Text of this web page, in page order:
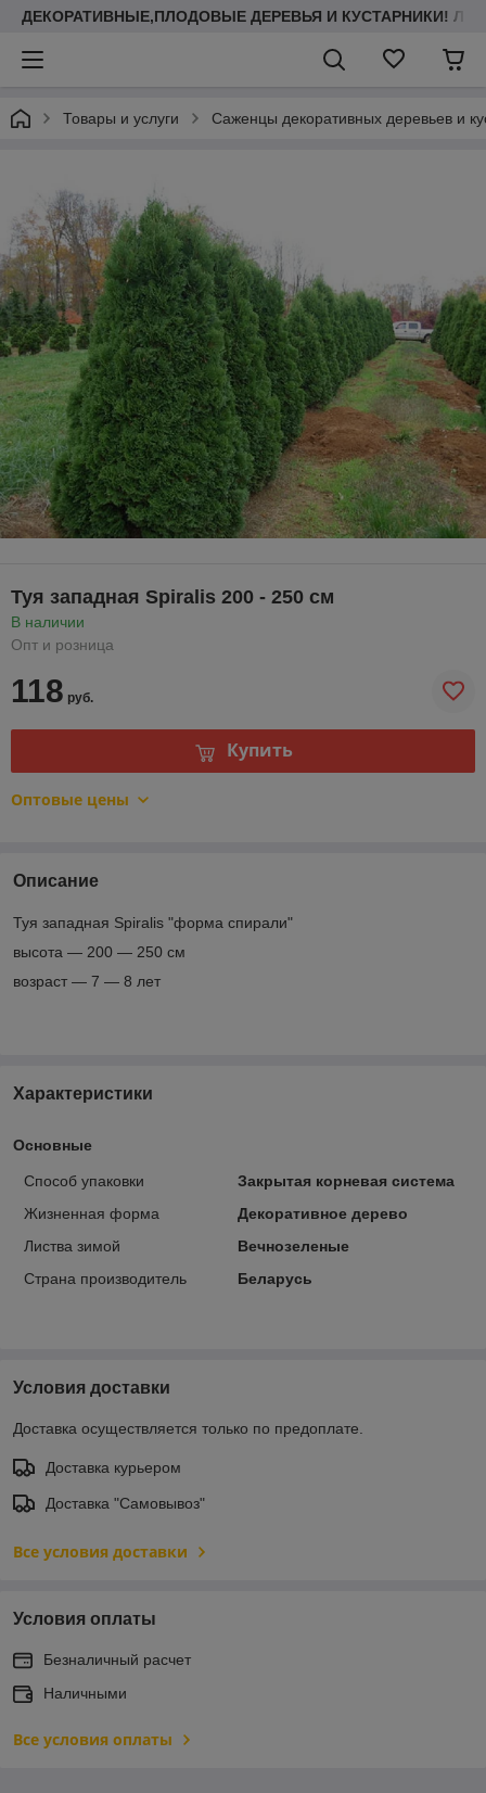
ДЕКОРАТИВНЫЕ,ПЛОДОВЫЕ ДЕРЕВЬЯ И КУСТАРНИКИ!
Товары и услуги Саженцы декоративных деревьев и
Туя западная Spiralis 200 - 250 см
В наличии
Опт и розница
118 руб.
Купить
Оптовые цены
Описание
Туя западная Spiralis "форма спирали"
высота ― 200 ― 250 см
возраст ― 7 ― 8 лет
Характеристики
Основные
Способ упаковки
Закрытая корневая система
Жизненная форма
Декоративное дерево
Листва зимой
Вечнозеленые
Страна производитель
Беларусь
Условия доставки
Доставка осуществляется только по предоплате.
Доставка курьером
Доставка "Самовывоз"
Все условия доставки
Условия оплаты
Безналичный расчет
Наличными
Все условия оплаты